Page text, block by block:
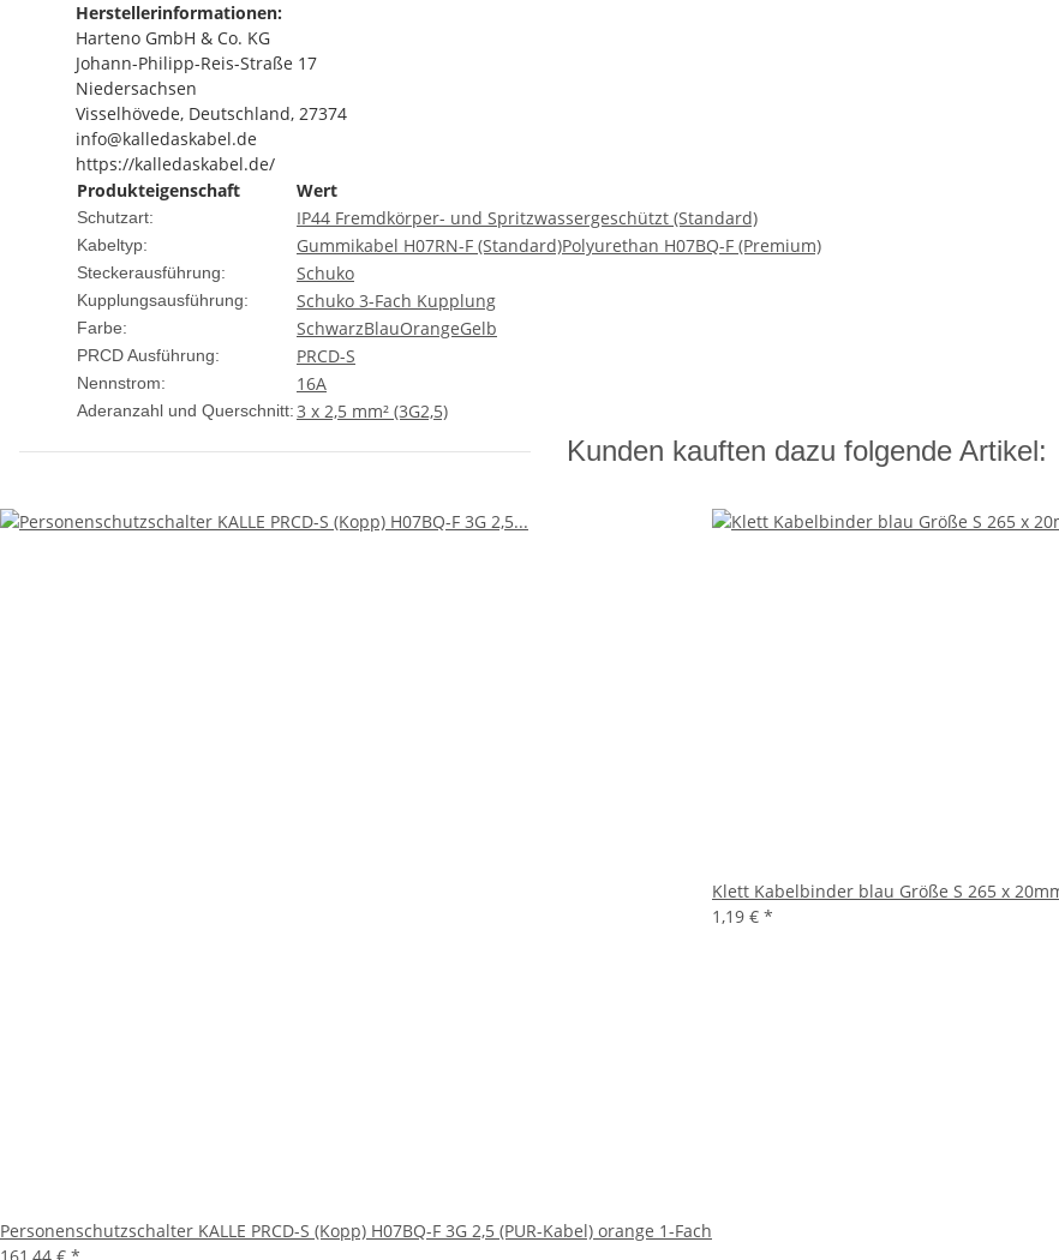
Herstellerinformationen:
Harteno GmbH & Co. KG
Johann-Philipp-Reis-Straße 17
Niedersachsen
Visselhövede, Deutschland, 27374
info@kalledaskabel.de
https://kalledaskabel.de/
Produkteigenschaft
Wert
Schutzart: IP44 Fremdkörper- und Spritzwassergeschützt (Standard)
Kabeltyp: Gummikabel H07RN-F (Standard)Polyurethan H07BQ-F (Premium)
Steckerausführung: Schuko
Kupplungsausführung: Schuko 3-Fach Kupplung
Farbe: SchwarzBlauOrangeGelb
PRCD Ausführung: PRCD-S
Nennstrom: 16A
Aderanzahl und Querschnitt:3 x 2,5 mm² (3G2,5)
Kunden kauften dazu folgende Artikel:
Personenschutzschalter KALLE PRCD-S (Kopp) H07BQ-F 3G 2,5 (PUR-Kabel) orange 1-Fach
Klett Kabelbinder blau Größe S 265 x
1,19 € *